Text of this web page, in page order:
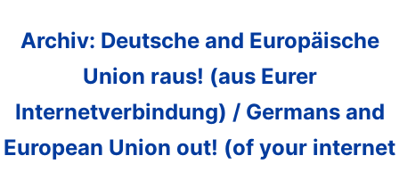
Archiv: Deutsche and Europäische
Union raus! (aus Eurer
Internetverbindung) / Germans and
European Union out! (of your internet